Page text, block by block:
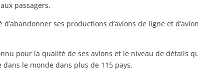
passagers.
ses productions d’avions de ligne et
pour la qualité de ses avions et le niveau de détails
le monde dans plus de 115 pays.